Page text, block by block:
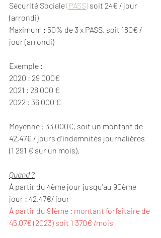
Sécurité Sociale (PASS) soit 24€ / jour
(arrondi)
Maximum : 50% de 3 x PASS, soit 180€ /
jour (arrondi)
Exemple :
2020 : 29 000€
2021 : 28 000 €
2022 : 36 000 €
Moyenne : 33 000€, soit un montant de
42,47€ / jours d'indemnités journalières
(1 291 € sur un mois).
Quand ?
À partir du 4ème jour jusqu'au 90ème
jour : 42,47€/ jour
À partir du 91ème : montant forfaitaire de
45,07€ (2023) soit 1 370€ /mois